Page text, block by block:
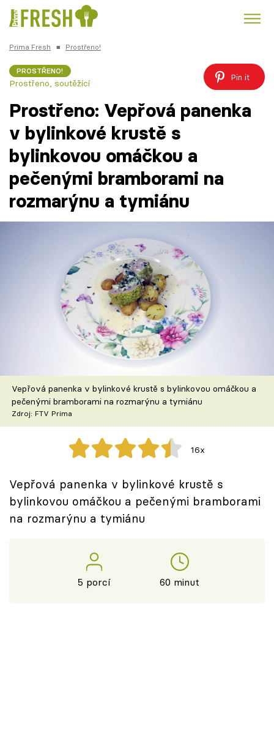
Česká kuchyně
Témata
Recepty
Články
TV Program
Škola vaření
Recepty z TV
Speciál: Cuketa
Těhotnej kuchař
Sledujte prima+
Přihlášení
Sledujte nás
Prima Fresh ■ Prostřeno!
PROSTŘENO!
Prostřeno, soutěžící
Pin it
Prostřeno: Vepřová panenka
v bylinkové krustě s
bylinkovou omáčkou a
pečenými bramborami na
rozmarýnu a tymiánu
Vepřová panenka v bylinkové krustě s bylinkovou omáčkou a
pečenými bramborami na rozmarýnu a tymiánu
Zdroj: FTV Prima
16x
Vepřová panenka v bylinkové krustě s
bylinkovou omáčkou a pečenými bramborami
na rozmarýnu a tymiánu
5 porcí 60 minut